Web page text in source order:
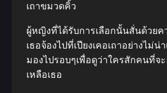
เถาขมวดคิ้ว
ผู้หญิงที่ได้รับการเลือกนั้นสั่นด้วยค
เธอจ้องไปที่เปียงเคอเถาอย่างไม่
มองไปรอบๆเพื่อดูว่าใครสักคนที่จ
เหลือเธอ